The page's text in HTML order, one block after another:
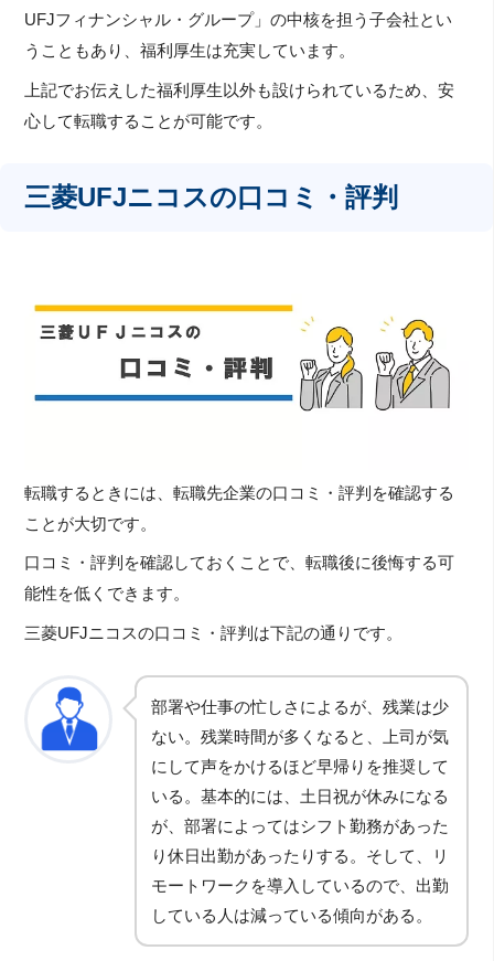
UFJフィナンシャル・グループ」の中核を担う子会社とい
うこともあり、福利厚生は充実しています。
上記でお伝えした福利厚生以外も設けられているため、安
心して転職することが可能です。
三菱UFJニコスの口コミ・評判
転職するときには、転職先企業の口コミ・評判を確認する
ことが大切です。
口コミ・評判を確認しておくことで、転職後に後悔する可
能性を低くできます。
三菱UFJニコスの口コミ・評判は下記の通りです。
部署や仕事の忙しさによるが、残業は少
ない。残業時間が多くなると、上司が気
にして声をかけるほど早帰りを推奨して
いる。基本的には、土日祝が休みになる
が、部署によってはシフト勤務があった
り休日出勤があったりする。そして、リ
モートワークを導入しているので、出勤
している人は減っている傾向がある。